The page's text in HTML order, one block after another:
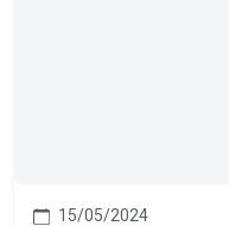
15/05/2024